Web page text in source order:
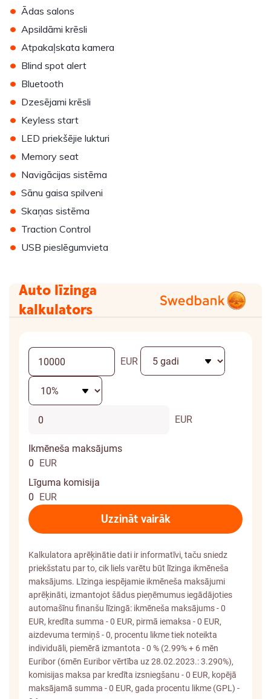
• Ādas salons
• Apsildāmi krēsli
• Atpakaļskata kamera
• Blind spot alert
• Bluetooth
• Dzesējami krēsli
• Keyless start
• LED priekšējie lukturi
• Memory seat
• Navigācijas sistēma
• Sānu gaisa spilveni
• Skaņas sistēma
• Traction Control
• USB pieslēgumvieta